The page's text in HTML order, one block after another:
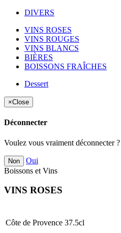
DIVERS
VINS ROSES
VINS ROUGES
VINS BLANCS
BIÈRES
BOISSONS FRAÎCHES
Dessert
×Close
Déconnecter
Voulez vous vraiment déconnecter ?
Non
Oui
Boissons et Vins
VINS ROSES
Côte de Provence 37.5cl